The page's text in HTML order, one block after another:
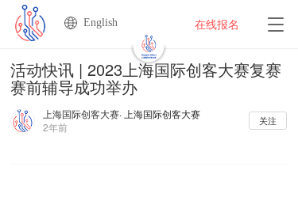
T
g
n
在线报名
English
活动快讯 | 2023上海国际创客大赛复赛
赛前辅导成功举办
上海国际创客大赛· 上海国际创客大赛
2年前
关注